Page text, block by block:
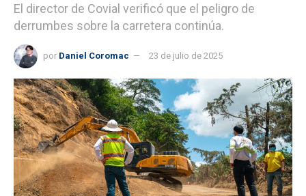
El director de Covial verificó que el peligro de
derrumbes sobre la carretera continúa.
por Daniel Coromac 23 de julio de 2025